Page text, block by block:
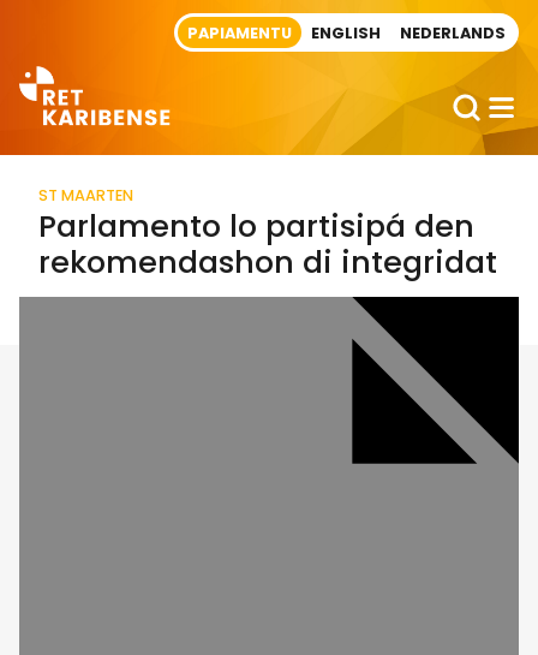
PAPIAMENTU ENGLISH NEDERLANDS
ST MAARTEN
Parlamento lo partisipá den
rekomendashon di integridat